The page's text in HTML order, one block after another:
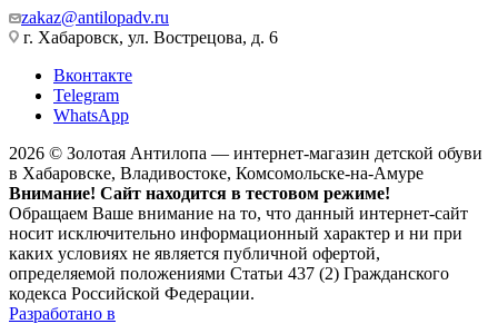
zakaz@antilopadv.ru
г. Хабаровск, ул. Вострецова, д. 6
Вконтакте
Telegram
WhatsApp
2026 © Золотая Антилопа — интернет-магазин детской обуви
в Хабаровске, Владивостоке, Комсомольске-на-Амуре
Внимание! Сайт находится в тестовом режиме!
Обращаем Ваше внимание на то, что данный интернет-сайт
носит исключительно информационный характер и ни при
каких условиях не является публичной офертой,
определяемой положениями Статьи 437 (2) Гражданского
кодекса Российской Федерации.
Разработано в